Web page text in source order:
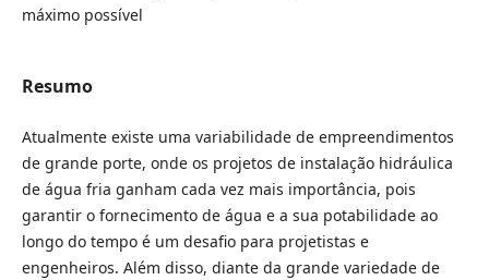
máximo possível
Resumo
Atualmente existe uma variabilidade de empreendimentos
de grande porte, onde os projetos de instalação hidráulica
de água fria ganham cada vez mais importância, pois
garantir o fornecimento de água e a sua potabilidade ao
longo do tempo é um desafio para projetistas e
engenheiros. Além disso, diante da grande variedade de